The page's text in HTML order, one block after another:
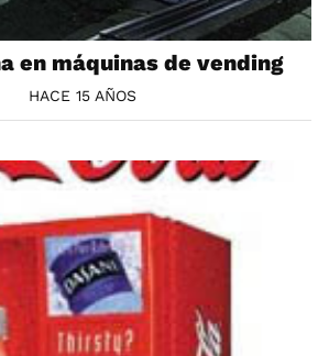
en máquinas de vending
HACE 15 AÑOS